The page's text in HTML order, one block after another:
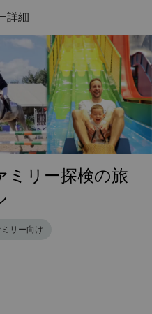
詳細
ミリー探検の旅
リー向け